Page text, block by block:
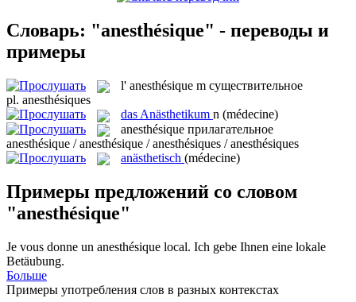
Словарь: "anesthésique" - переводы и
примеры
l' anesthésique m существительное
pl. anesthésiques
das Anästhetikum n (médecine)
anesthésique прилагательное
anesthésique / anesthésique / anesthésiques / anesthésiques
anästhetisch (médecine)
Примеры предложений со словом
"anesthésique"
Je vous donne un anesthésique local. Ich gebe Ihnen eine lokale
Betäubung.
Больше
Примеры употребления слов в разных контекстах